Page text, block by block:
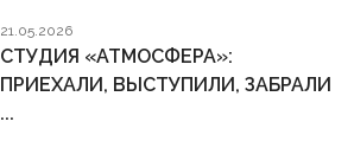
21.05.2026
СТУДИЯ «АТМОСФЕРА»:
ПРИЕХАЛИ, ВЫСТУПИЛИ, ЗАБРАЛИ
...